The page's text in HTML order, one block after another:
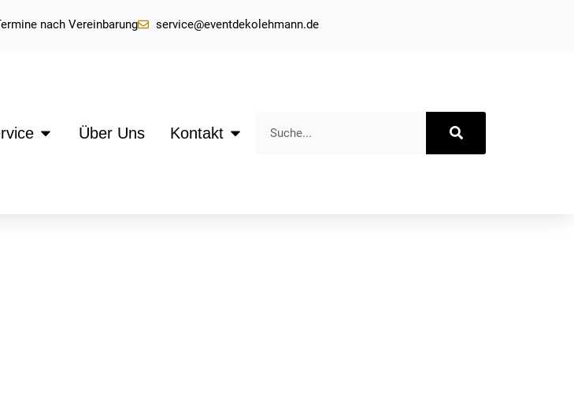
nach Vereinbarung service@eventdekolehmann.de
Über Uns Kontakt